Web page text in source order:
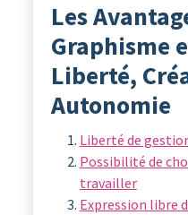
Les
Graphisme
Liberté,
Autonomie
Liberté de
Possibilité de
travailler
Expression libre